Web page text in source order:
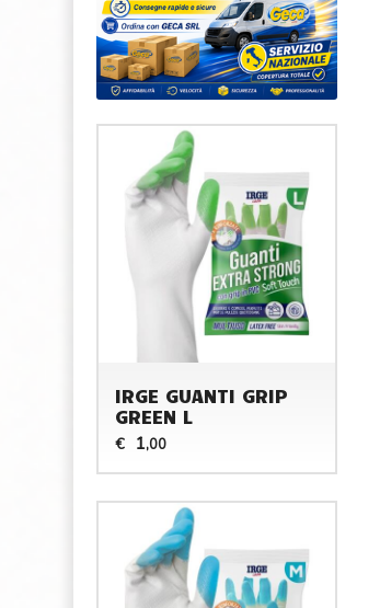
IRGE GUANTI GRIP
GREEN L
€ 1,00